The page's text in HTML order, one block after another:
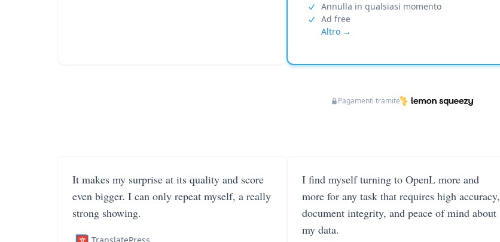
Annulla in qualsiasi momento
Ad free
Altro →
Pagamenti tramite
It makes my surprise at its quality and score
even bigger. I can only repeat myself, a really
strong showing.
I find myself turning to OpenL more and
more for any task that requires high accuracy,
document integrity, and peace of mind about
my data.